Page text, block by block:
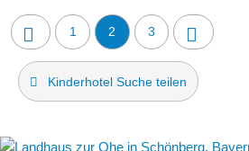
1 2 3
Kinderhotel Suche teilen